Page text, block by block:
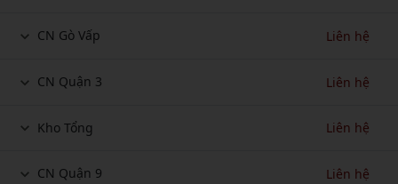
CN Gò Vấp Liên hệ
CN Quận 3 Liên hệ
Kho Tổng Liên hệ
CN Quận 9 Liên hệ